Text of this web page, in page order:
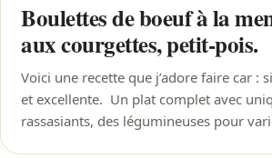
Boulettes de boeuf à la
aux courgettes, petit-pois.
Voici une recette que j’adore faire car :
et excellente. Un plat complet avec
rassasiants, des légumineuses pour